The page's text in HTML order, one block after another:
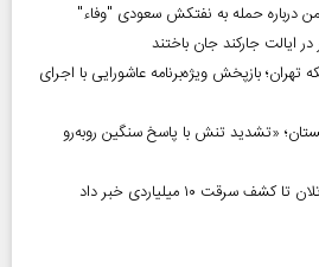
درباره حمله به نفتکش سعودی "وفاء"
تهران؛ بازپخش ویژه‌برنامه عاشورایی با اجرای
«تشدید تنش با پاسخ سنگین روبه‌رو
۱۰ میلیاردی خبر داد